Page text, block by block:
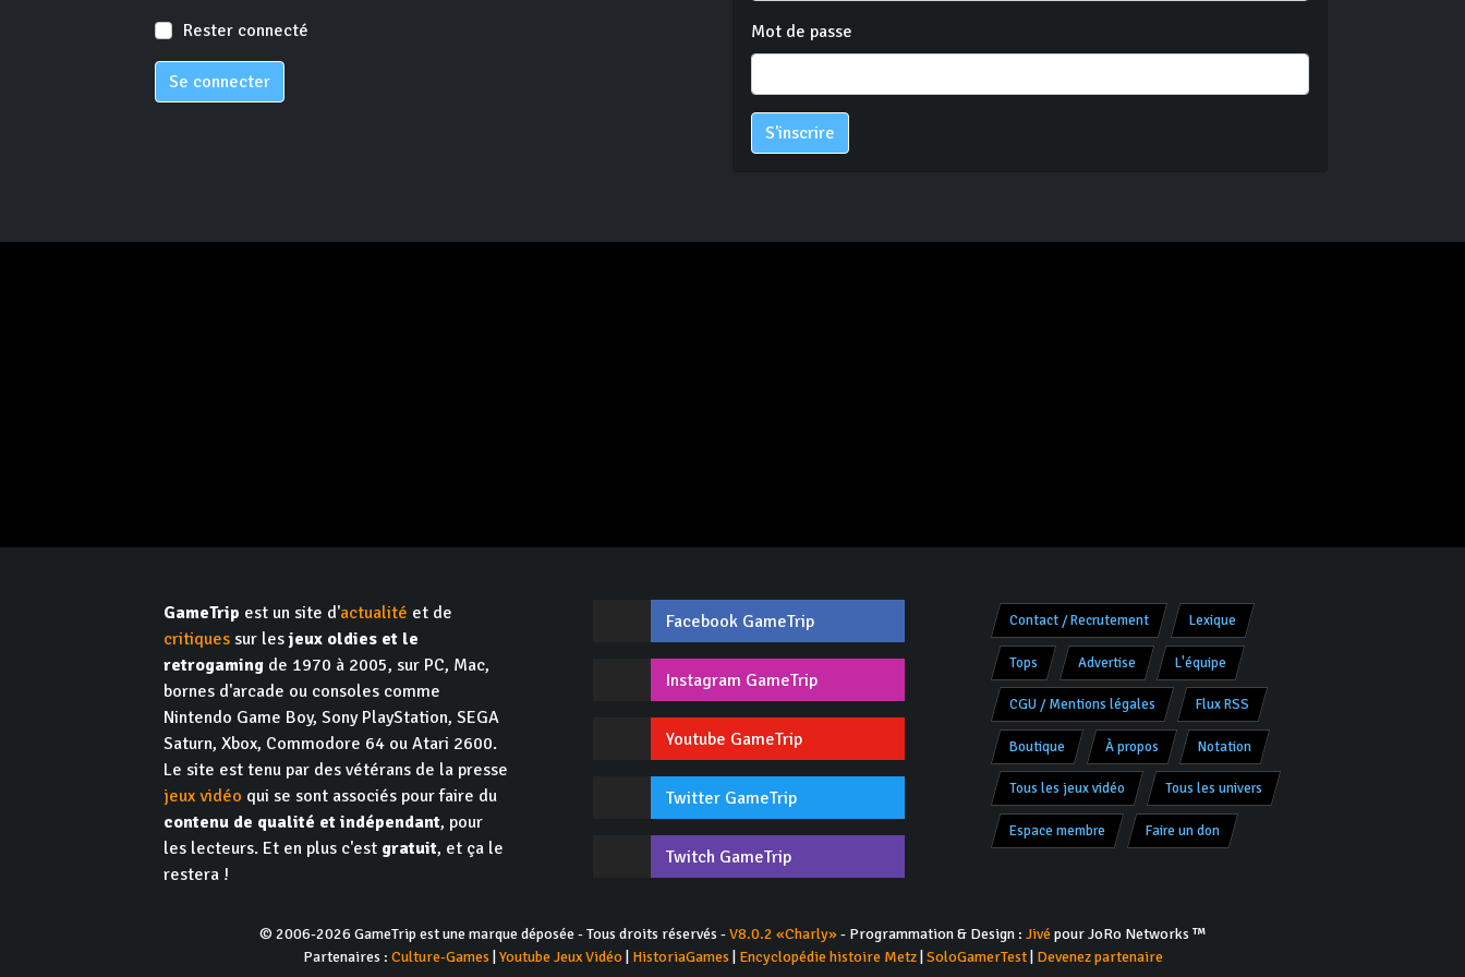
Rester connecté
Se connecter
Mot de passe
S'inscrire
GameTrip est un site d'actualité et de
critiques sur lesjeux oldies et le
retrogaming de 1970 à 2005, sur PC, Mac,
bornes d'arcade ou consoles comme
Nintendo Game Boy, Sony PlayStation, SEGA
Saturn, Xbox, Commodore 64 ou Atari 2600.
Le site est tenu par des vétérans de la presse
jeux vidéo qui se sont associés pour faire du
contenu de qualité et indépendant, pour
les lecteurs. Et en plus c'est gratuit, et ça le
restera !
Facebook GameTrip
Instagram GameTrip
Youtube GameTrip
Twitter GameTrip
Twitch GameTrip
Contact / Recrutement Lexique
Tops Advertise L'équipe
CGU / Mentions légales Flux RSS
Boutique À propos Notation
Tous les jeux vidéo Tous les univers
Espace membre Faire un don
© 2006-2026 GameTrip est une marque déposée - Tous droits réservés -V8.0.2 «Charly»- Programmation & Design : Jivépour JoRo Networks ™
Partenaires : Culture-Games Youtube Jeux Vidéo| HistoriaGames Encyclopédie histoire Metz| SoloGamerTest| Devenez partenaire